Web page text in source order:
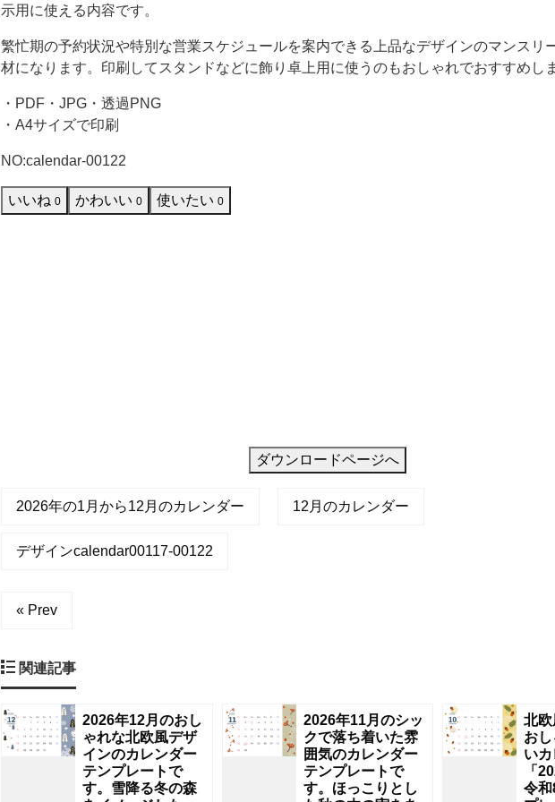
石
で
あ
る
タ
石
を
し
ら
っ
た、
示用に使える内容です。
繁忙期の予約状況や特別な営業スケジュールを案内できる上品なデザインのマンスリ
材になります。印刷してスタンドなどに飾り卓上用に使うのもおしゃれでおすすめし
・PDF・JPG・透過PNG
・A4サイズで印刷
NO:calendar-00122
いいね 0 かわいい 0 使いたい 0
ダウンロードページへ
2026年の1月から12月のカレンダー 12月のカレンダー
デザインcalendar00117-00122
« Prev
関連記事
2026年12月のおし
ゃれな北欧風デザ
インのカレンダー
テンプレートで
す。雪降る冬の森
2026年11月のシッ
クで落ち着いた雰
囲気のカレンダー
テンプレートで
す。ほっこりとし
北
お
い
「
令